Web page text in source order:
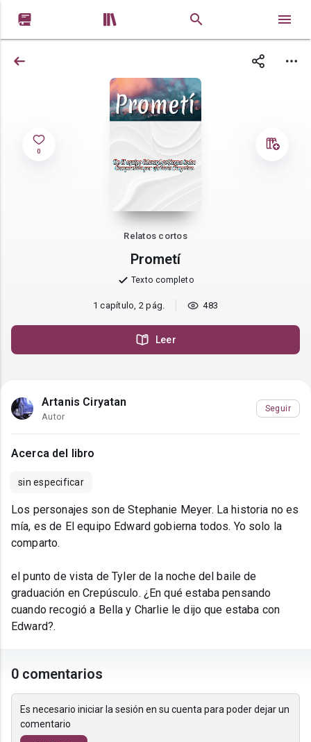
 
0
Relatos cortos
Prometí
Texto completo
1 capítulo, 2 pág. 483
Leer
Artanis Ciryatan
Autor
Seguir
Acerca del libro
sin especificar
Los personajes son de Stephanie Meyer. La historia no es
mía, es de El equipo Edward gobierna todos. Yo solo la
comparto.
el punto de vista de Tyler de la noche del baile de
graduación en Crepúsculo. ¿En qué estaba pensando
cuando recogió a Bella y Charlie le dijo que estaba con
Edward?.
0 comentarios
Es necesario iniciar la sesión en su cuenta para poder dejar un
comentario